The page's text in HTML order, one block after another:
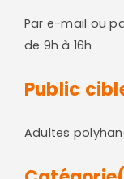
Par e-mail ou
de 9h à 16h
Public
Adultes